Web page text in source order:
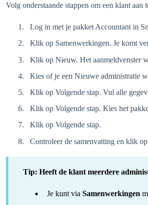
Volg onderstaande stappen om een klant
Log in met je pakket Accountant in
Klik op Samenwerkingen. Je komt
Klik op Nieuw. Het aanmeldvenster
Kies of je een Nieuwe administratie
Klik op Volgende stap. Vul alle
Klik op Volgende stap. Kies het
Klik op Volgende stap.
Controleer de samenvatting en klik
Tip: Heeft de klant meerdere
Je kunt via Samenwerkingen